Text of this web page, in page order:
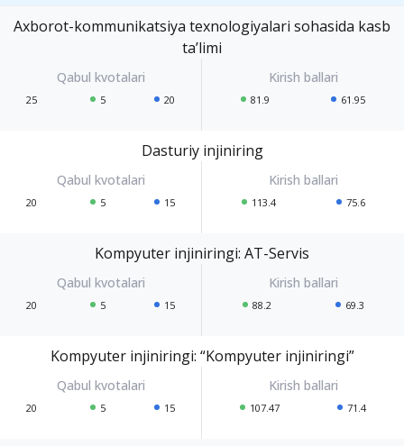
Axborot-kommunikatsiya texnologiyalari sohasida kasb
ta’limi
25 5 20 81.9 61.95
Dasturiy injiniring
20 5 15 113.4 75.6
Kompyuter injiniringi: AT-Servis
20 5 15 88.2 69.3
Kompyuter injiniringi: “Kompyuter injiniringi”
20 5 15 107.47 71.4